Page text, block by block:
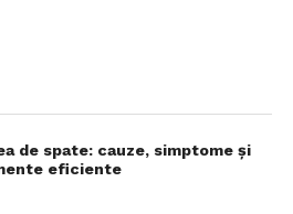
de spate: cauze, simptome și
eficiente